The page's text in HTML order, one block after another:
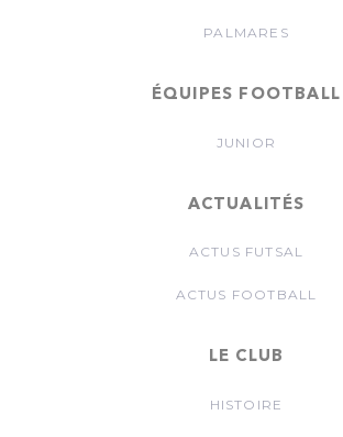
PALMARES
ÉQUIPES FOOTBALL
JUNIOR
ACTUALITÉS
ACTUS FUTSAL
ACTUS FOOTBALL
LE CLUB
HISTOIRE